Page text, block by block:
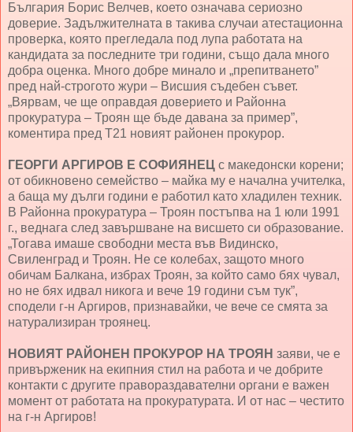
България Борис Велчев, което означава сериозно
доверие. Задължителната в такива случаи атестационна
проверка, която прегледала под лупа работата на
кандидата за последните три години, също дала много
добра оценка. Много добре минало и „препитването”
пред най-строгото жури – Висшия съдебен съвет.
„Вярвам, че ще оправдая доверието и Районна
прокуратура – Троян ще бъде давана за пример”,
коментира пред Т21 новият районен прокурор.
ГЕОРГИ АРГИРОВ Е СОФИЯНЕЦ с македонски корени;
от обикновено семейство – майка му е начална учителка,
а баща му дълги години е работил като хладилен техник.
В Районна прокуратура – Троян постъпва на 1 юли 1991
г., веднага след завършване на висшето си образование.
„Тогава имаше свободни места във Видинско,
Свиленград и Троян. Не се колебах, защото много
обичам Балкана, избрах Троян, за който само бях чувал,
но не бях идвал никога и вече 19 години съм тук”,
сподели г-н Аргиров, признавайки, че вече се смята за
натурализиран троянец.
НОВИЯТ РАЙОНЕН ПРОКУРОР НА ТРОЯН заяви, че е
привърженик на екипния стил на работа и че добрите
контакти с другите правораздавателни органи е важен
момент от работата на прокуратурата. И от нас – честито
на г-н Аргиров!